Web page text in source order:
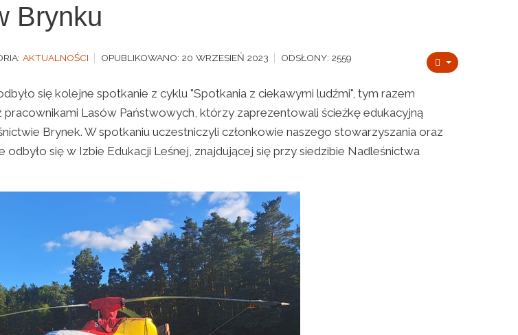
Brynku
AKTUALNOŚCI OPUBLIKOWANO: 20 WRZESIEŃ 2023 ODSŁONY: 2559
się kolejne spotkanie z cyklu "Spotkania z ciekawymi ludźmi", tym razem
pracownikami Lasów Państwowych, którzy zaprezentowali ścieżkę edukacyjną
Brynek. W spotkaniu uczestniczyli członkowie naszego stowarzyszania oraz
odbyło się w Izbie Edukacji Leśnej, znajdującej się przy siedzibie Nadleśnictwa